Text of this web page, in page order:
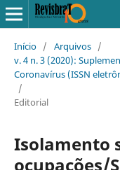
Início / Arquivos /
v. 4 n. 3 (2020):
Coronavírus (ISSN
/
Editorial
Isolamento
ocupações/